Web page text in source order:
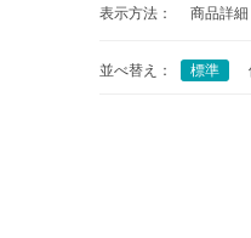
表示方法： 商品詳細
並べ替え： 標準